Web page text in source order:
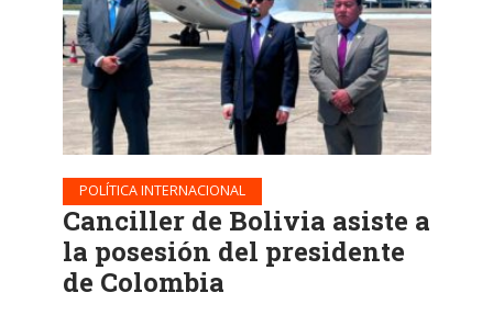
POLÍTICA INTERNACIONAL
Canciller de Bolivia asiste a
la posesión del presidente
de Colombia